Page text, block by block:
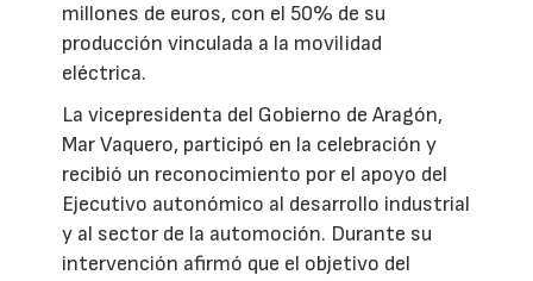
millones de euros, con el 50% de su
producción vinculada a la movilidad
eléctrica.
La vicepresidenta del Gobierno de Aragón,
Mar Vaquero, participó en la celebración y
recibió un reconocimiento por el apoyo del
Ejecutivo autonómico al desarrollo industrial
y al sector de la automoción. Durante su
intervención afirmó que el objetivo del